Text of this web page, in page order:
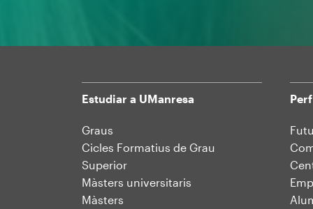
Mapa
web
Estudiar a UManresa
Graus
Cicles Formatius de Grau
Superior
Màsters universitaris
Màsters